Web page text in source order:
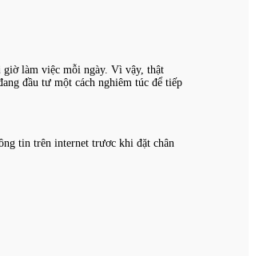
làm việc mỗi ngày. Vì vậy, thật
đầu tư một cách nghiêm túc để tiếp
tin trên internet trươc khi đặt chân